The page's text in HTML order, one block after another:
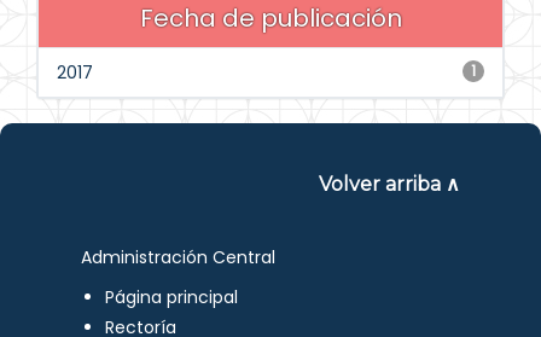
Fecha de publicación
1
2017
Volver arriba ∧
Administración Central
Página principal
Rectoría